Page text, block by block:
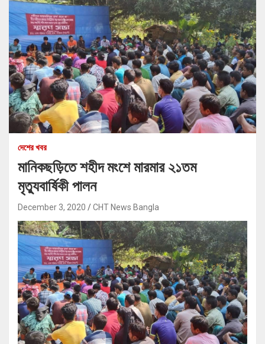
দেশের খবর
মানিকছড়িতে শহীদ মংশে মারমার ২১তম
মৃত্যুবার্ষিকী পালন
December 3, 2020 CHT News Bangla